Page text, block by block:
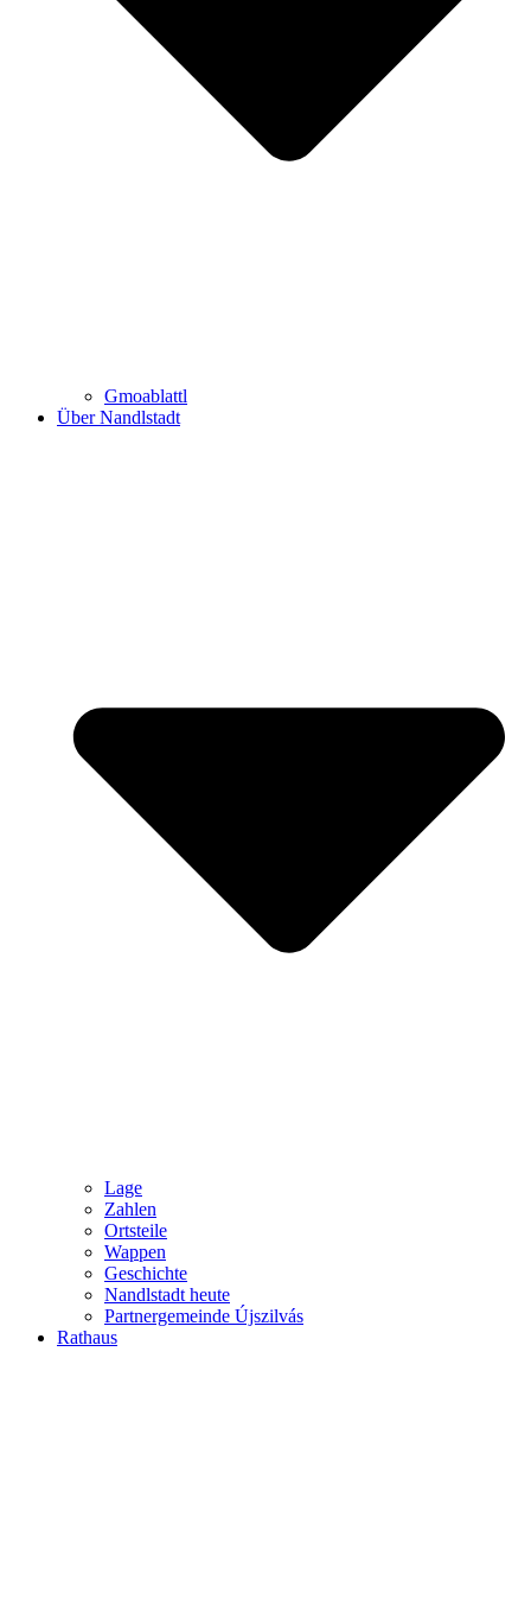
Gmoablattl
Über Nandlstadt
Lage
Zahlen
Ortsteile
Wappen
Geschichte
Nandlstadt heute
Partnergemeinde Újszilvás
Rathaus